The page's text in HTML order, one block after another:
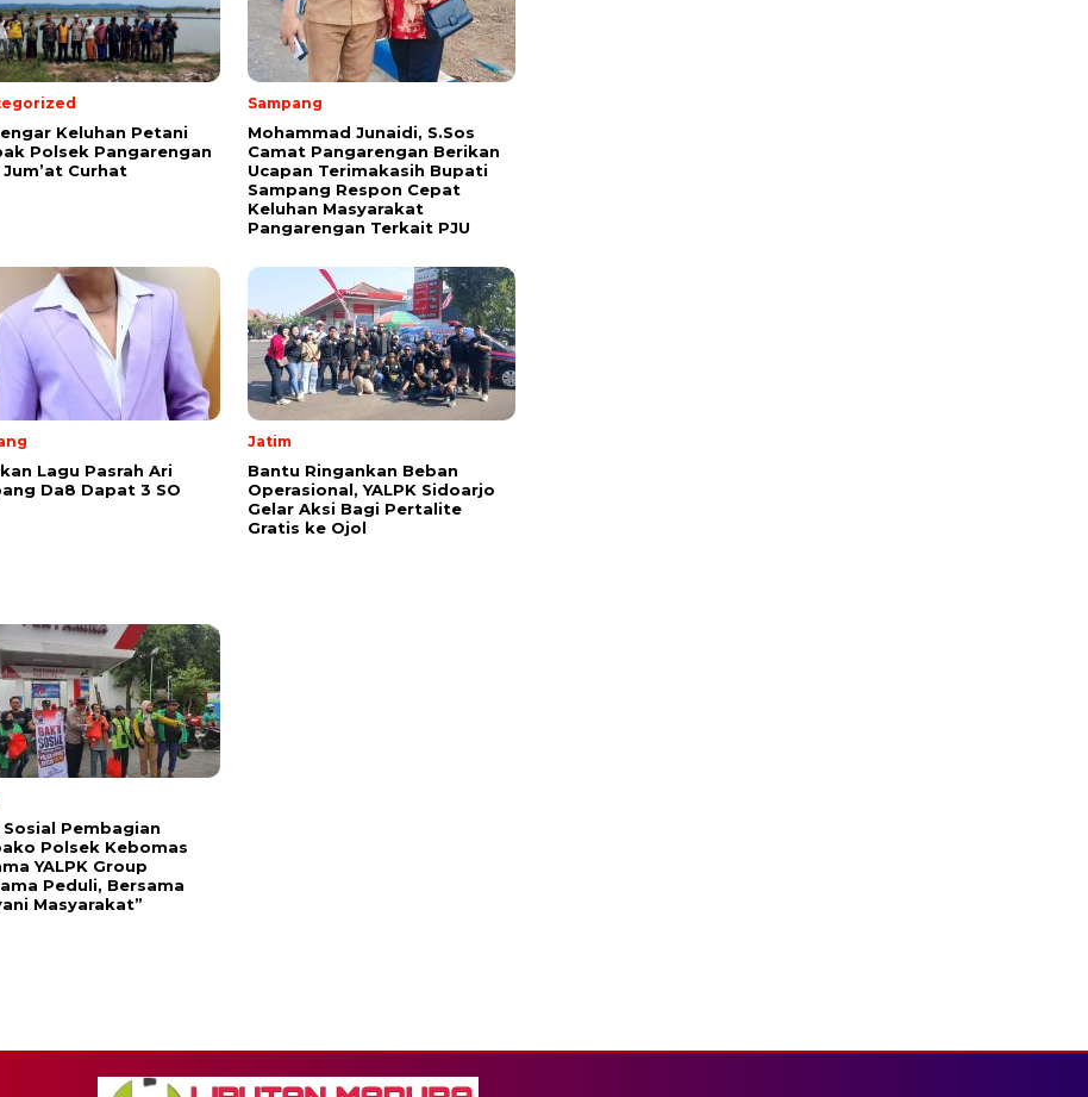
Keluhan Petani
Polsek Pangarengan
Jum’at Curhat
Sampang
Mohammad Junaidi, S.Sos
Camat Pangarengan Berikan
Ucapan Terimakasih Bupati
Sampang Respon Cepat
Keluhan Masyarakat
Pangarengan Terkait PJU
Lagu Pasrah Ari
Da8 Dapat 3 SO
Jatim
Bantu Ringankan Beban
Operasional, YALPK Sidoarjo
Gelar Aksi Bagi Pertalite
Gratis ke Ojol
Pembagian
Polsek Kebomas
YALPK Group
Peduli, Bersama
Masyarakat”